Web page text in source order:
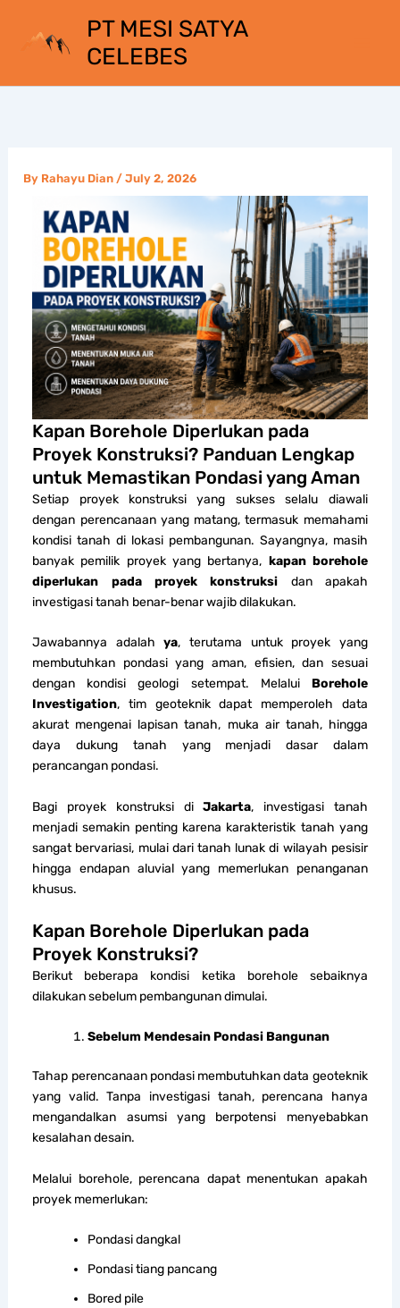
PT MESI SATYA
CELEBES
By Rahayu Dian /July 2, 2026
Kapan Borehole Diperlukan pada
Proyek Konstruksi? Panduan Lengkap
untuk Memastikan Pondasi yang Aman
Setiap proyek konstruksi yang sukses selalu diawali
dengan perencanaan yang matang, termasuk memahami
kondisi tanah di lokasi pembangunan. Sayangnya, masih
banyak pemilik proyek yang bertanya, kapan borehole
diperlukan pada proyek konstruksi dan apakah
investigasi tanah benar-benar wajib dilakukan.
Jawabannya adalahya, terutama untuk proyek yang
membutuhkan pondasi yang aman, efisien, dan sesuai
dengan kondisi geologi setempat. Melalui Borehole
Investigation, tim geoteknik dapat memperoleh data
akurat mengenai lapisan tanah, muka air tanah, hingga
daya dukung tanah yang menjadi dasar dalam
perancangan pondasi.
Bagi proyek konstruksi diJakarta, investigasi tanah
menjadi semakin penting karena karakteristik tanah yang
sangat bervariasi, mulai dari tanah lunak di wilayah pesisir
hingga endapan aluvial yang memerlukan penanganan
khusus.
Kapan Borehole Diperlukan pada
Proyek Konstruksi?
Berikut beberapa kondisi ketika borehole sebaiknya
dilakukan sebelum pembangunan dimulai.
Sebelum Mendesain Pondasi Bangunan
Tahap perencanaan pondasi membutuhkan data geoteknik
yang valid. Tanpa investigasi tanah, perencana hanya
mengandalkan asumsi yang berpotensi menyebabkan
kesalahan desain.
Melalui borehole, perencana dapat menentukan apakah
proyek memerlukan:
Pondasi dangkal
Pondasi tiang pancang
Bored pile